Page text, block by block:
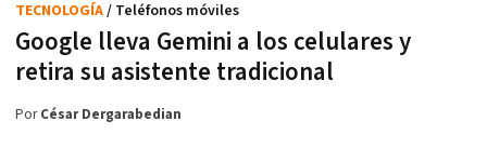
Google lleva Gemini a los celulares y
retira su asistente tradicional
TECNOLOGÍA/ Teléfonos móviles
PorCésar Dergarabedian